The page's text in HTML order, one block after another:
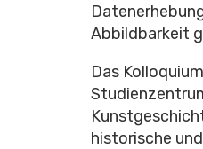
Abbildbarkeit
Das
historische